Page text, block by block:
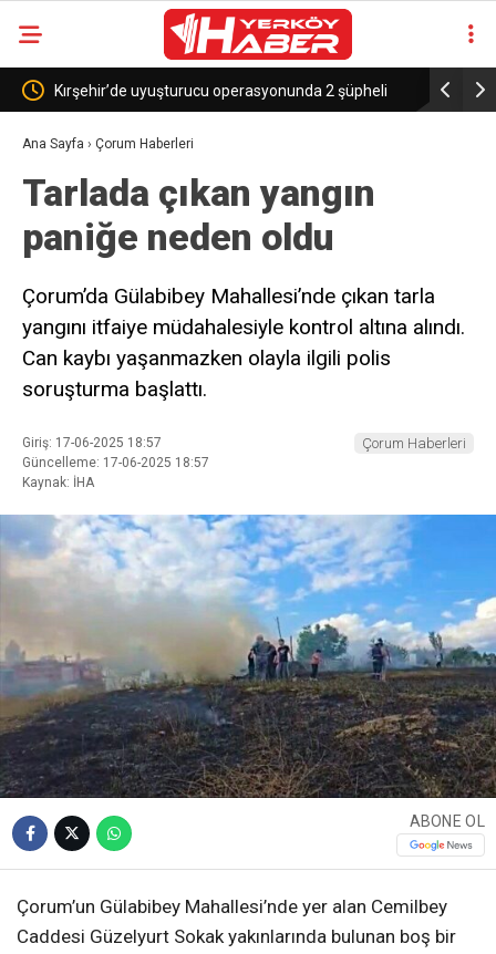
operasyonunda 2 şüpheli Anahtar Parti Kırşehir İl Başkanı
biridir”
Ana Sayfa › Çorum Haberleri
Tarlada çıkan yangın
paniğe neden oldu
Çorum’da Gülabibey Mahallesi’nde çıkan tarla
yangını itfaiye müdahalesiyle kontrol altına alındı.
Can kaybı yaşanmazken olayla ilgili polis
soruşturma başlattı.
Giriş: 17-06-2025 18:57
Güncelleme: 17-06-2025 18:57
Kaynak: İHA
Çorum Haberleri
ABONE OL
Çorum’un Gülabibey Mahallesi’nde yer alan Cemilbey
Caddesi Güzelyurt Sokak yakınlarında bulunan boş bir